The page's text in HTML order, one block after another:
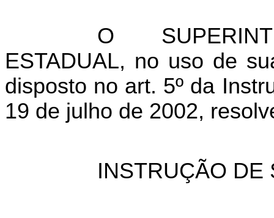
O
ESTADUAL, no uso de
disposto no art. 5º da
19 de julho de 2002,
INSTRUÇÃO DE